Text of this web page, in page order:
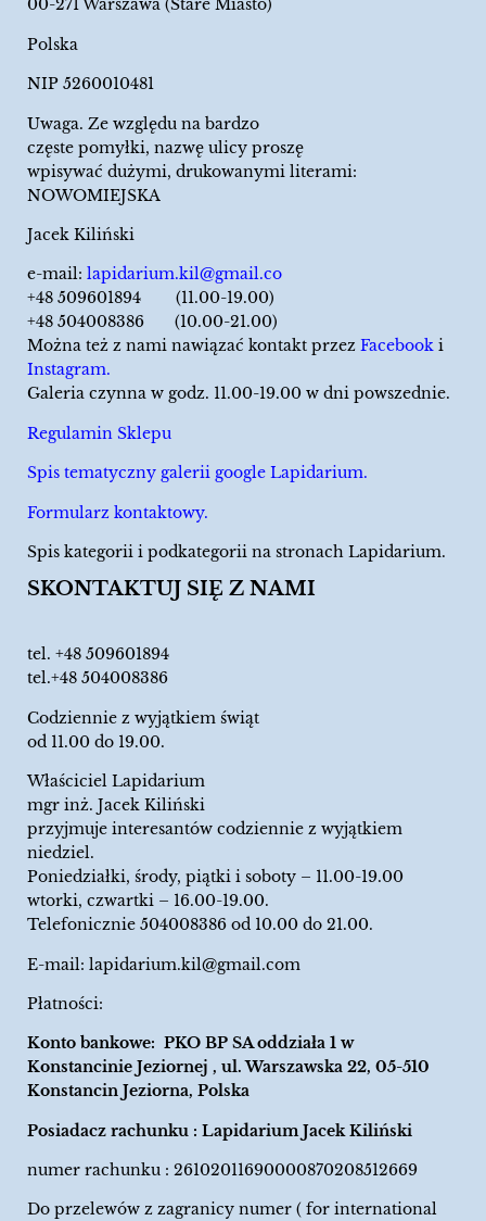
00-271 Warszawa (Stare Miasto)
Polska
NIP 5260010481
Uwaga. Ze względu na bardzo
częste pomyłki, nazwę ulicy proszę
wpisywać dużymi, drukowanymi literami:
NOWOMIEJSKA
Jacek Kiliński
e-mail: lapidarium.kil@gmail.co
+48 509601894 (11.00-19.00)
+48 504008386 (10.00-21.00)
Można też z nami nawiązać kontakt przez Facebook i
Instagram.
Galeria czynna w godz. 11.00-19.00 w dni powszednie.
Regulamin Sklepu
Spis tematyczny galerii google Lapidarium.
Formularz kontaktowy.
Spis kategorii i podkategorii na stronach Lapidarium.
SKONTAKTUJ SIĘ Z NAMI
tel. +48 509601894
tel.+48 504008386
Codziennie z wyjątkiem świąt
od 11.00 do 19.00.
Właściciel Lapidarium
mgr inż. Jacek Kiliński
przyjmuje interesantów codziennie z wyjątkiem
niedziel.
Poniedziałki, środy, piątki i soboty – 11.00-19.00
wtorki, czwartki – 16.00-19.00.
Telefonicznie 504008386 od 10.00 do 21.00.
E-mail: lapidarium.kil@gmail.com
Płatności:
Konto bankowe: PKO BP SA oddziała 1 w
Konstancinie Jeziornej , ul. Warszawska 22, 05-510
Konstancin Jeziorna, Polska
Posiadacz rachunku : Lapidarium Jacek Kiliński
numer rachunku : 26102011690000870208512669
Do przelewów z zagranicy numer ( for international